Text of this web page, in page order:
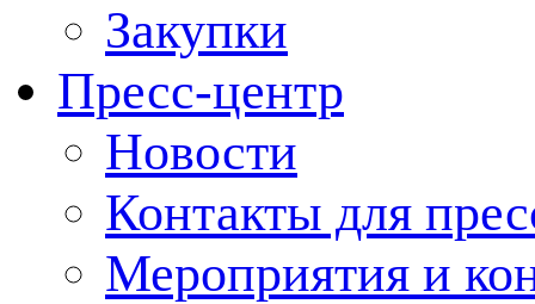
Закупки
Пресс-центр
Новости
Контакты для
Мероприятия и